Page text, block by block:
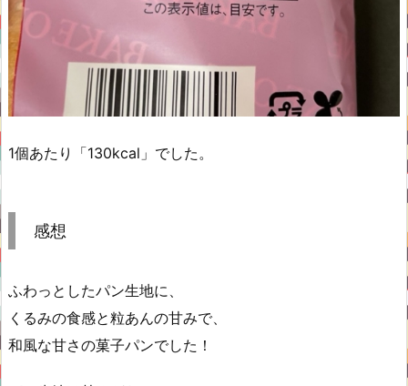
1個あたり「130kcal」でした。
感想
ふわっとしたパン生地に、
くるみの食感と粒あんの甘みで、
和風な甘さの菓子パンでした！